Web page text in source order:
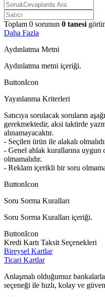
Toplam 0 sorunun 0 tanesi
Daha Fazla
Aydınlatma Metni
Aydınlatma metni içeriği.
ButtonIcon
Yayınlanma Kriterleri
Satıcıya sorulacak soruların
gerekmektedir, aksi taktirde
alınamayacaktır.
- Seçilen ürün ile alakalı
- Genel ahlak kurallarına uygun
olmamalıdır.
- Reklam içerikli bir soru
ButtonIcon
Soru Sorma Kuralları
Soru Sorma Kuralları içeriği.
ButtonIcon
Kredi Kartı Taksit Seçenekleri
Bireysel Kartlar
Ticari Kartlar
Anlaşmalı olduğumuz
seçeneği ile hızlı, kolay ve